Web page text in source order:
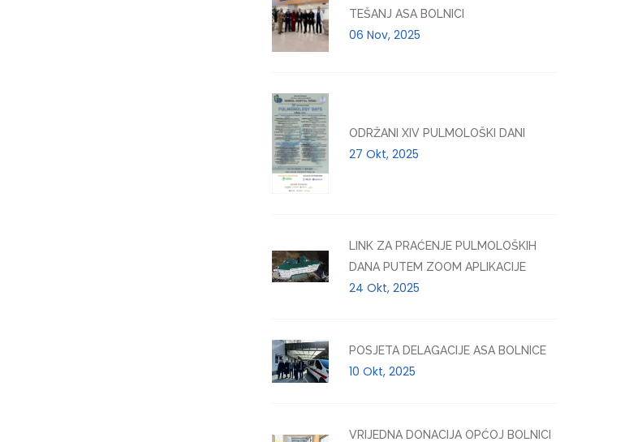
TEŠANJ ASA BOLNICI
06 Nov, 2025
ODRŽANI XIV PULMOLOŠKI DANI
27 Okt, 2025
LINK ZA PRAĆENJE PULMOLOŠKIH
DANA PUTEM ZOOM APLIKACIJE
24 Okt, 2025
POSJETA DELAGACIJE ASA BOLNICE
10 Okt, 2025
VRIJEDNA DONACIJA OPĆOJ BOLNICI